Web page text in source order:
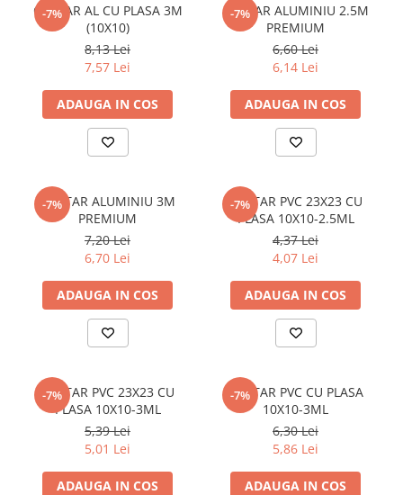
Profil C zincat
Profil tip H
Profil tip I
Profil tip L
Cornier laminat
Cornier laminat zincat
Profil T laminat
Profil T laminat zincat
UNP
Profil Z
Profil Z zincat
Elemente fier forjat
Balamale
-7%
COLTAR AL CU PLASA 3M
(10X10)
8,13 Lei
7,57 Lei
ADAUGA IN COS
-7%
COLTAR ALUMINIU 2.5M
PREMIUM
6,60 Lei
6,14 Lei
ADAUGA IN COS
-7%
COLTAR ALUMINIU 3M
PREMIUM
7,20 Lei
6,70 Lei
ADAUGA IN COS
-7%
COLTAR PVC 23X23 CU
PLASA 10X10-2.5ML
4,37 Lei
4,07 Lei
ADAUGA IN COS
-7%
COLTAR PVC 23X23 CU
PLASA 10X10-3ML
5,39 Lei
5,01 Lei
ADAUGA IN COS
-7%
COLTAR PVC CU PLASA
10X10-3ML
6,30 Lei
5,86 Lei
ADAUGA IN COS